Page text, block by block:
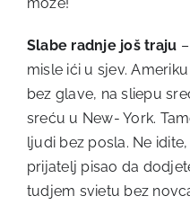
Slabe radnje još traju
misle ići u sjev.
bez glave, na sliepu
sreću u New- York.
ljudi bez posla. Ne
prijatelj pisao da
tudjem svietu bez